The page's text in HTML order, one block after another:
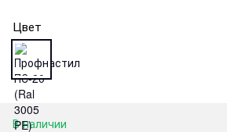
Цвет
В наличии